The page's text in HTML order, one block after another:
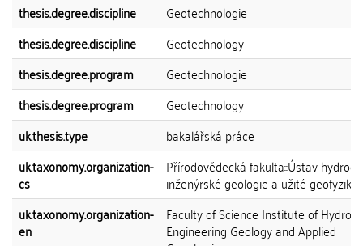
thesis.degree.discipline
Geotechnologie
thesis.degree.discipline
Geotechnology
thesis.degree.program
Geotechnologie
thesis.degree.program
Geotechnology
uk.thesis.type
bakalářská práce
uk.taxonomy.organization-
cs
Přírodovědecká fakulta::Ústav
inženýrské geologie a užité geofyziky
uk.taxonomy.organization-
en
Faculty of Science::Institute of
Engineering Geology and Applied